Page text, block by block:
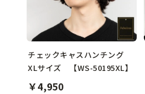
チェックキャスハンチング
XLサイズ 【WS-50195XL】
￥4,950